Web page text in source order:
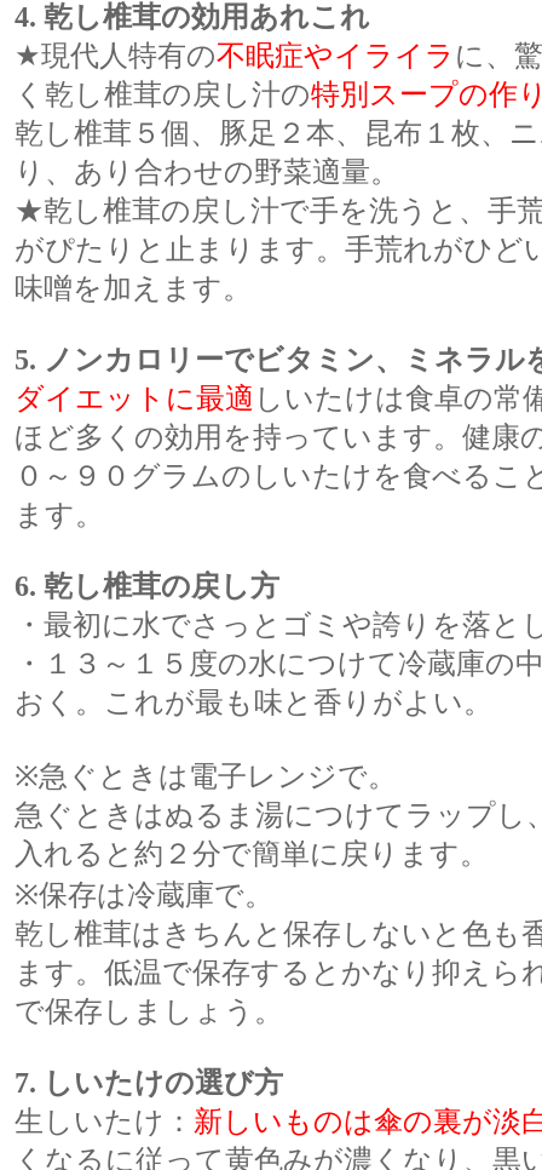
4. 乾し椎茸の効用あれこれ
★現代人特有の不眠症やイライラ に、
く乾し椎茸の戻し汁の特別スープの作
乾し椎茸５個、豚足２本、昆布１枚、
り、あり合わせの野菜適量。
★乾し椎茸の戻し汁で手を洗うと、手
がぴたりと止まります。手荒れがひど
味噌を加えます。
5. ノンカロリーでビタミン、ミネラル
ダイエットに最適 しいたけは食卓の常
ほど多くの効用を持っています。健康
０～９０グラムのしいたけを食べるこ
ます。
6. 乾し椎茸の戻し方
・最初に水でさっとゴミや誇りを落と
・１３～１５度の水につけて冷蔵庫の
おく。これが最も味と香りがよい。
※急ぐときは電子レンジで。
急ぐときはぬるま湯につけてラップし
入れると約２分で簡単に戻ります。
※保存は冷蔵庫で。
乾し椎茸はきちんと保存しないと色も
ます。低温で保存するとかなり抑えら
で保存しましょう。
7. しいたけの選び方
生しいたけ： 新しいものは傘の裏が淡
くなるに従って黄色みが濃くなり、黒